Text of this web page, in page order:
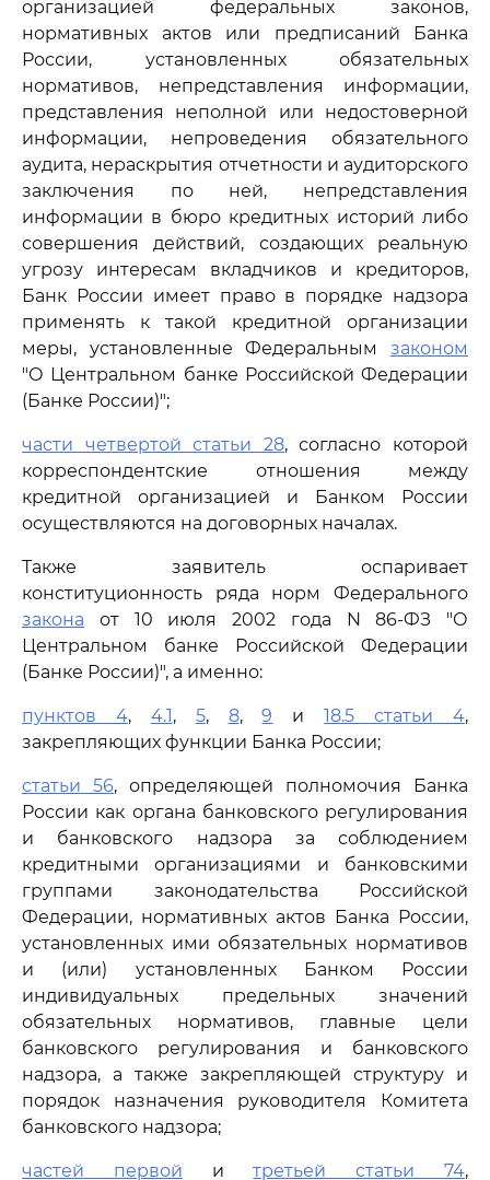
организацией федеральных законов,
нормативных актов или предписаний Банка
России, установленных обязательных
нормативов, непредставления информации,
представления неполной или недостоверной
информации, непроведения обязательного
аудита, нераскрытия отчетности и аудиторского
заключения по ней, непредставления
информации в бюро кредитных историй либо
совершения действий, создающих реальную
угрозу интересам вкладчиков и кредиторов,
Банк России имеет право в порядке надзора
применять к такой кредитной организации
меры, установленные Федеральным законом
"О Центральном банке Российской Федерации
(Банке России)";
части четвертой статьи 28, согласно которой
корреспондентские отношения между
кредитной организацией и Банком России
осуществляются на договорных началах.
Также заявитель оспаривает
конституционность ряда норм Федерального
закона от 10 июля 2002 года N 86-ФЗ "О
Центральном банке Российской Федерации
(Банке России)", а именно:
пунктов 4, 4.1, 5, 8,9 и18.5 статьи 4,
закрепляющих функции Банка России;
статьи 56, определяющей полномочия Банка
России как органа банковского регулирования
и банковского надзора за соблюдением
кредитными организациями и банковскими
группами законодательства Российской
Федерации, нормативных актов Банка России,
установленных ими обязательных нормативов
и (или) установленных Банком России
индивидуальных предельных значений
обязательных нормативов, главные цели
банковского регулирования и банковского
надзора, а также закрепляющей структуру и
порядок назначения руководителя Комитета
банковского надзора;
частей первой итретьей статьи 74,